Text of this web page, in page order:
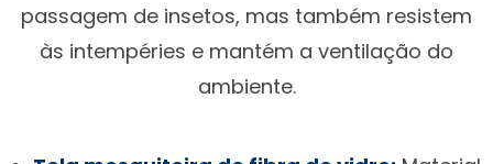
passagem de insetos, mas também resistem
às intempéries e mantém a ventilação do
ambiente.